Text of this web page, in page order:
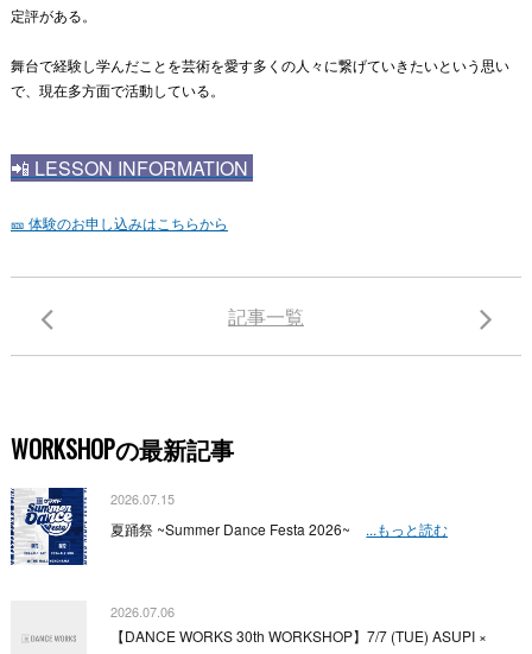
定評がある。
舞台で経験し学んだことを芸術を愛す多くの人々に繋げていきたいという思い
で、現在多方面で活動している。
📲 LESSON INFORMATION
🎫 体験のお申し込みはこちらから
記事一覧
WORKSHOPの最新記事
2026.07.15
夏踊祭 ~Summer Dance Festa 2026~ ...もっと読む
2026.07.06
【DANCE WORKS 30th WORKSHOP】7/7 (TUE) ASUPI ×